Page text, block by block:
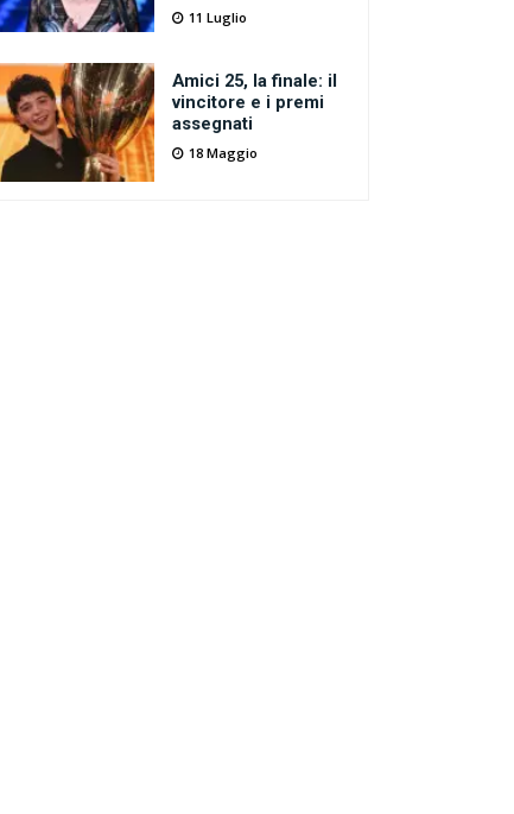
11 Luglio
Amici 25, la finale: il
vincitore e i premi
assegnati
18 Maggio